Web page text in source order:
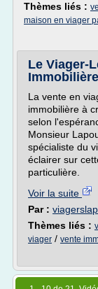
Thèmes liés :
maison en viager
Le Viager-
La vente en
immobilière à
selon
Monsieur
spécialiste du
éclairer sur
particulière.
Voir la suite
Par :
Thèmes liés :
viager / vente